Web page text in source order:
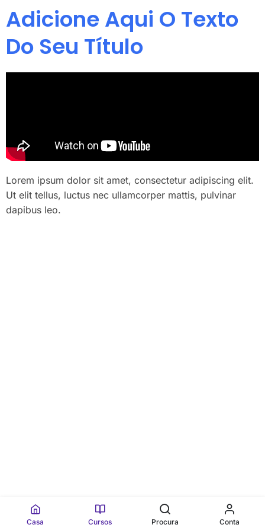
Adicione Aqui O Texto
Do Seu Título
Lorem ipsum dolor sit amet, consectetur adipiscing elit.
Ut elit tellus, luctus nec ullamcorper mattis, pulvinar
dapibus leo.
Casa Cursos Procura Conta